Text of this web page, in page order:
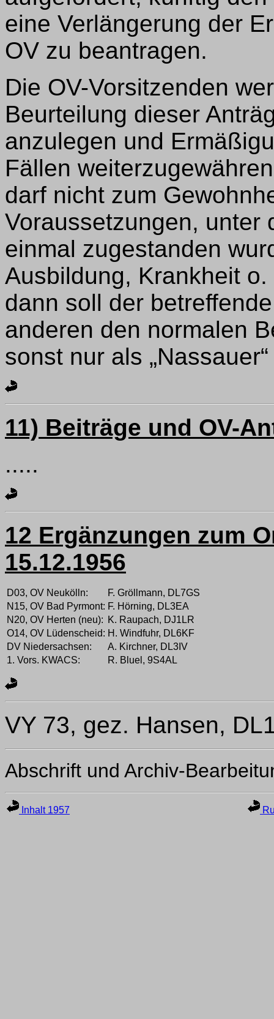
eine Verlängerung der
OV zu beantragen.
Die OV-Vorsitzenden
Beurteilung dieser
anzulegen und
Fällen
darf nicht zum
Voraussetzungen, unter
einmal zugestanden
Ausbildung, Krankheit
dann soll der
anderen den normalen
sonst nur als
11) Beiträge und OV-
.....
12 Ergänzungen zum
15.12.1956
D03, OV Neukölln:
F. Gröllmann, DL7GS
N15, OV Bad Pyrmont: F. Hörning, DL3EA
N20, OV Herten (neu): K. Raupach, DJ1LR
O14, OV Lüdenscheid: H. Windfuhr, DL6KF
DV Niedersachsen:
A. Kirchner, DL3IV
1. Vors. KWACS:
R. Bluel, 9S4AL
VY 73, gez. Hansen,
Abschrift und Archiv-
Inhalt 1957